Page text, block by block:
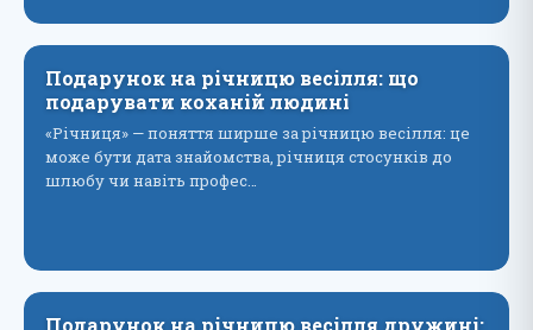
Подарунок на річницю весілля: що
подарувати коханій людині
«Річниця» — поняття ширше за річницю весілля: це
може бути дата знайомства, річниця стосунків до
шлюбу чи навіть профес…
Подарунок на річницю весілля дружині: